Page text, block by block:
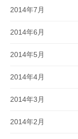
2014年7月
2014年6月
2014年5月
2014年4月
2014年3月
2014年2月